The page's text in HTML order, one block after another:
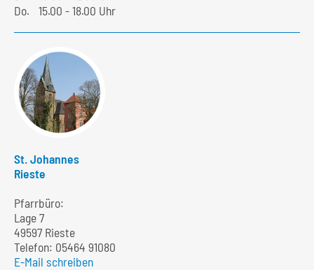
Do.
15.00 - 18.00 Uhr
St. Johannes
Rieste
Pfarrbüro:
Lage 7
49597 Rieste
Telefon: 05464 91080
E-Mail schreiben